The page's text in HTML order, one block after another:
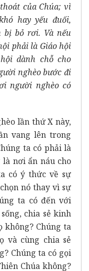
của Chúa; vì
hay yếu đuối,
bị bỏ rơi. Và nếu
phải là Giáo hội
dành chỗ cho
nghèo bước đi
người nghèo có
lần thứ X này,
vang lên trong
ta có phải là
là nơi ẩn náu cho
có ý thức về sự
nó thay vì sự
ta có đến với
chia sẻ kinh
không? Chúng ta
và cùng chia sẻ
Chúng ta có gọi
Chúa không?